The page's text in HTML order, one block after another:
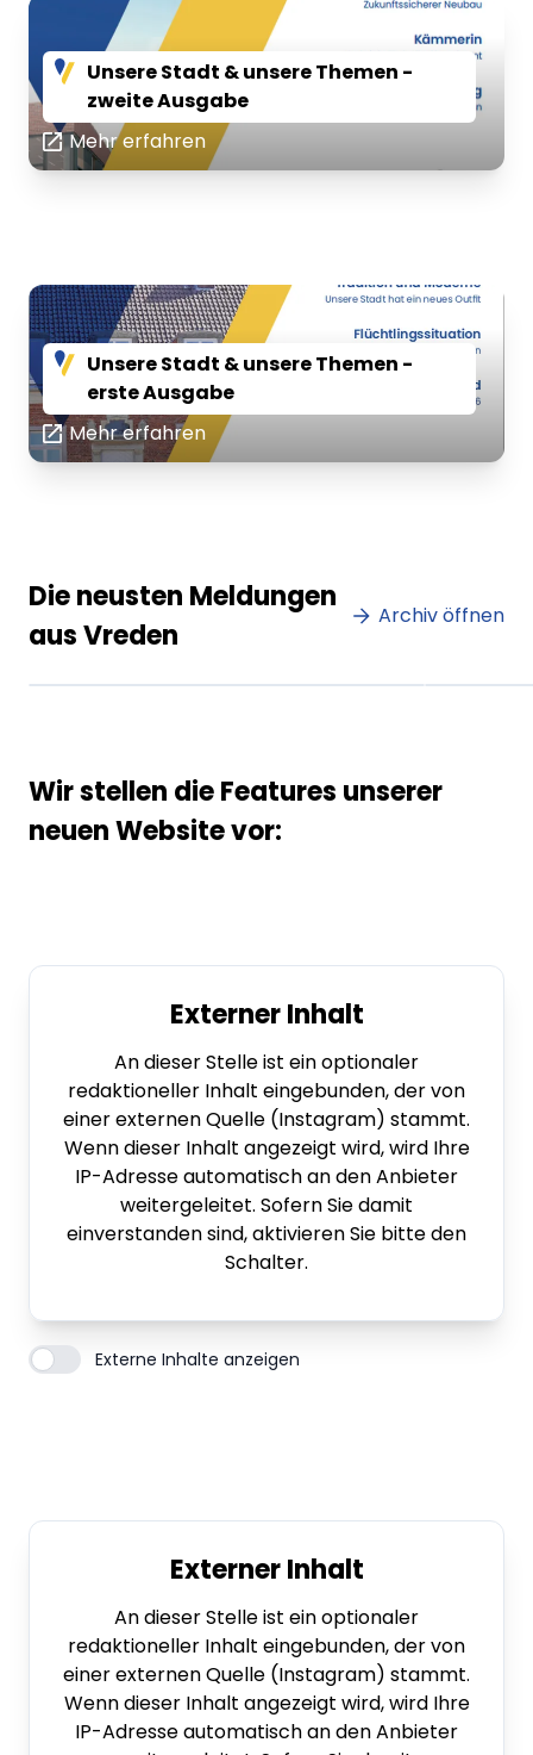
Unsere Stadt & unsere Themen -
zweite Ausgabe
Mehr erfahren
Unsere Stadt & unsere Themen -
erste Ausgabe
Mehr erfahren
Die neusten Meldungen
aus Vreden
Archiv öffnen
Lorem ipsum Lorem ipsum
dolor sit amet amet.
Wir stellen die Features unserer
neuen Website vor:
Externer Inhalt
An dieser Stelle ist ein optionaler
redaktioneller Inhalt eingebunden, der von
einer externen Quelle (Instagram) stammt.
Wenn dieser Inhalt angezeigt wird, wird Ihre
IP-Adresse automatisch an den Anbieter
weitergeleitet. Sofern Sie damit
einverstanden sind, aktivieren Sie bitte den
Schalter.
Externe Inhalte anzeigen
Externer Inhalt
An dieser Stelle ist ein optionaler
redaktioneller Inhalt eingebunden, der von
einer externen Quelle (Instagram) stammt.
Wenn dieser Inhalt angezeigt wird, wird Ihre
IP-Adresse automatisch an den Anbieter